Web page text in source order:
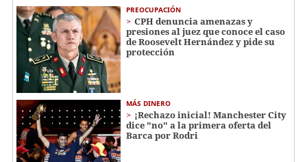
PREOCUPACIÓN
CPH denuncia amenazas y
presiones al juez que conoce el caso
de Roosevelt Hernández y pide su
protección
MÁS DINERO
¡Rechazo inicial! Manchester City
dice "no" a la primera oferta del
Barca por Rodri